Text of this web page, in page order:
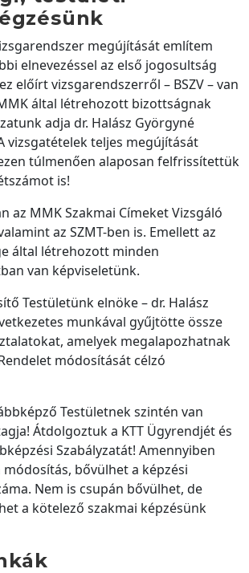
megújítását említem
elnevezéssel az első jogosultság
előírt vizsgarendszerről – BSZV – van
által létrehozott bizottságnak
adja dr. Halász Györgyné
vizsgatételek teljes megújítását
túlmenően alaposan felfrissítettük
is!
az MMK Szakmai Címeket Vizsgáló
az SZMT-ben is. Emellett az
által létrehozott minden
van képviseletünk.
Testületünk elnöke – dr. Halász
munkával gyűjtötte össze
amelyek megalapozhatnak
módosítását célzó
Testületnek szintén van
Átdolgoztuk a KTT Ügyrendjét és
Szabályzatát! Amennyiben
bővülhet a képzési
Nem is csupán bővülhet, de
a kötelező szakmai képzésünk